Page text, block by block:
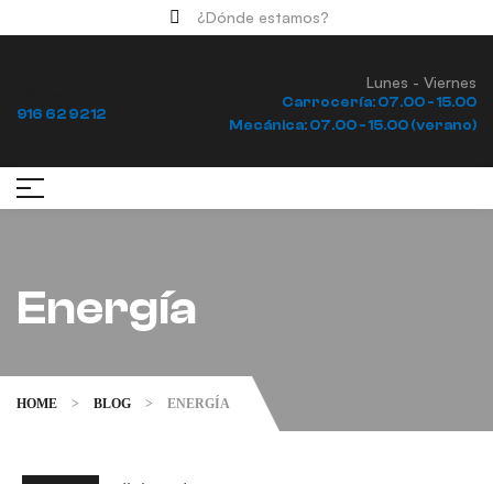
¿Dónde estamos?
916 62 92 12
Lunes - Viernes
Carrocería: 07.00 - 15.00
Mecánica: 07.00 - 15.00 (verano)
Energía
HOME > BLOG > ENERGÍA